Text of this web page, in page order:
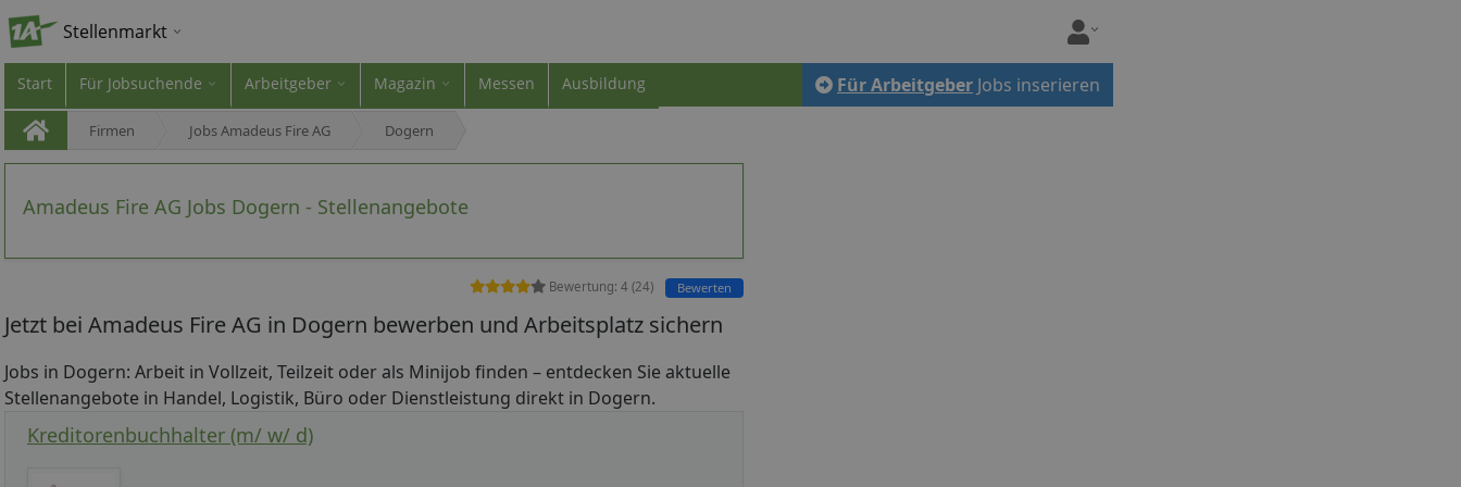
Stellenmarkt
Start Für Jobsuchende Arbeitgeber Magazin Messen Ausbildung Für Arbeitgeber Jobs inserieren
Firmen Jobs Amadeus Fire AG Dogern
Amadeus Fire AG Jobs Dogern - Stellenangebote
Bewertung: 4 (24) Bewerten
Jetzt bei Amadeus Fire AG in Dogern bewerben und Arbeitsplatz sichern
Jobs in Dogern: Arbeit in Vollzeit, Teilzeit oder als Minijob finden – entdecken Sie aktuelle
Stellenangebote in Handel, Logistik, Büro oder Dienstleistung direkt in Dogern.
Kreditorenbuchhalter (m/ w/ d)